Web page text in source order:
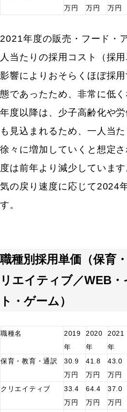
万円
万円
万円
2021年度の販売・フード・
人当たりの採用コスト（採
影響によりおそらくほぼ採
態であったため、非常に低
年度以降は、少子高齢化や
も見込まれるため、一人当
徐々に増加していくと想定
度は前年より減少していま
気の戻り速度に応じて2024
す。
職種別採用単価（保育
リエイティブ／WEB・
ト・ゲーム）
職種名
2019
年
2020
年
2021
年
保育・教育・通訳
30.9
万円
41.8
万円
43.0
万円
クリエイティブ
33.4
万円
64.4
万円
37.0
万円